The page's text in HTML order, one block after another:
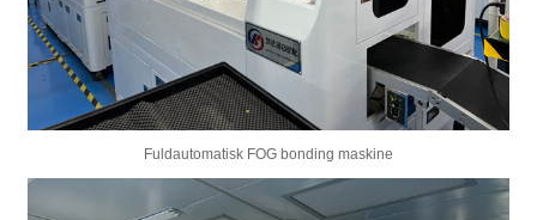
Fuldautomatisk FOG bonding maskine